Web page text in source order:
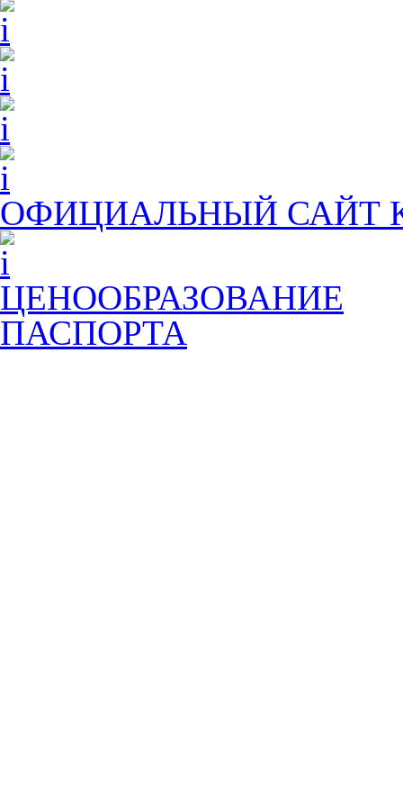
ОФИЦИАЛЬНЫЙ САЙТ
ЦЕНООБРАЗОВАНИЕ
ПАСПОРТА